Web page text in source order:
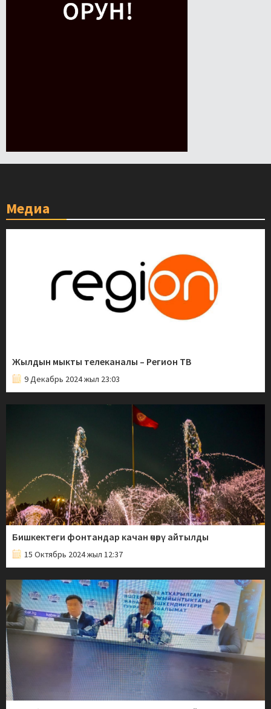
Медиа
Жылдын мыкты телеканалы – Регион ТВ
9 Декабрь 2024 жыл 23:03
Бишкектеги фонтандар качан өчөрү айтылды
15 Октябрь 2024 жыл 12:37